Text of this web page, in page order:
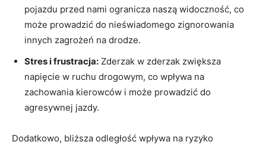
pojazdu przed⁤ nami ogranicza naszą widoczność, co
może prowadzić‌ do​ nieświadomego zignorowania
innych ‌zagrożeń na drodze.
Stres i ​frustracja: Zderzak w zderzak ⁤zwiększa
napięcie w ‍ruchu ⁢drogowym, co ⁢wpływa na​
zachowania⁢ kierowców i może‍ prowadzić do
⁢agresywnej jazdy.
Dodatkowo, bliższa odległość ⁣wpływa na ryzyko